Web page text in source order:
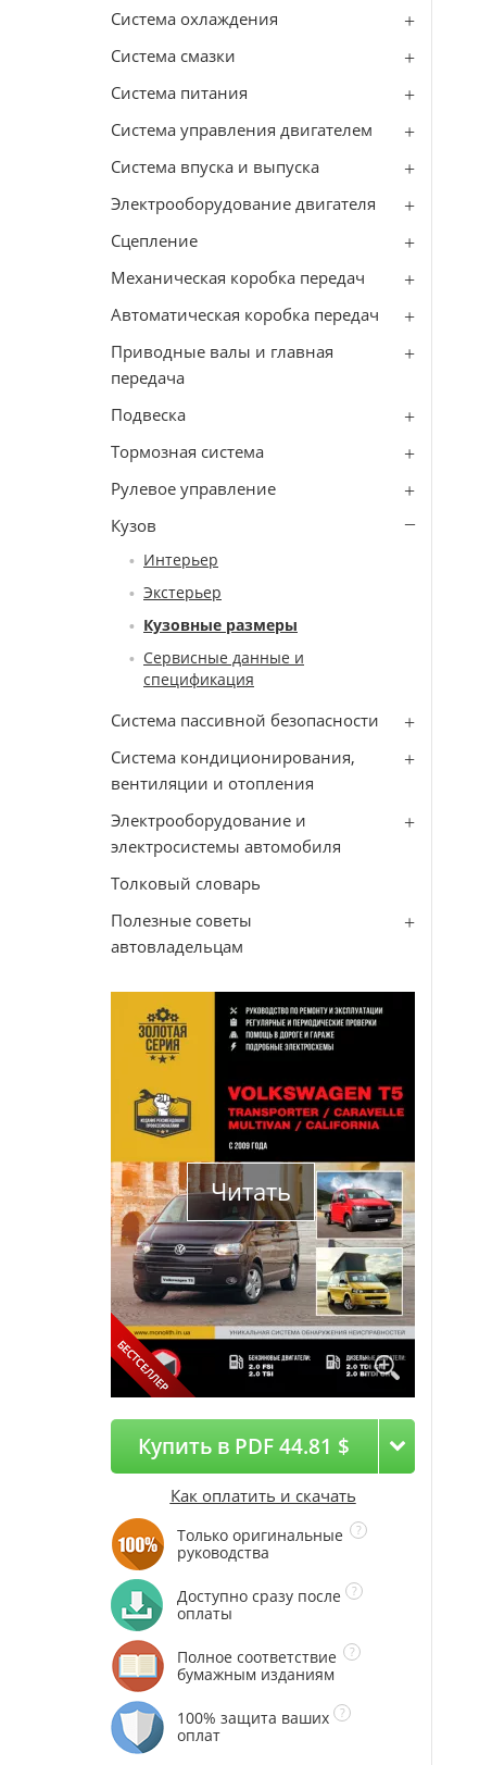
Система охлаждения
Система смазки
Система питания
Система управления двигателем
Система впуска и выпуска
Электрооборудование двигателя
Сцепление
Механическая коробка передач
Автоматическая коробка передач
Приводные валы и главная
передача
Подвеска
Тормозная система
Рулевое управление
Кузов
Интерьер
Экстерьер
Кузовные размеры
Сервисные данные и
спецификация
Система пассивной безопасности
Система кондиционирования,
вентиляции и отопления
Электрооборудование и
электросистемы автомобиля
Толковый словарь
Полезные советы
автовладельцам
Читать
Купить в PDF 44.81 $
Как оплатить и скачать
Только оригинальные
руководства
Доступно сразу после
оплаты
Полное соответствие
бумажным изданиям
100% защита ваших
оплат